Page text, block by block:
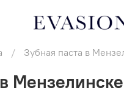
Зубная паста в
Мензелинске